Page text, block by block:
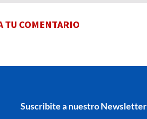
TU COMENTARIO
Suscribite a nuestro Newsletter